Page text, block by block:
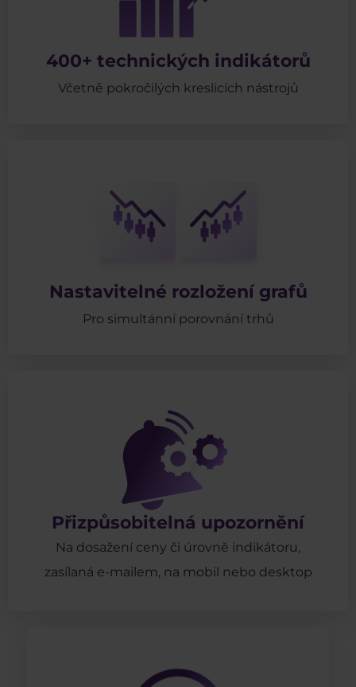
400+ technických indikátorů
Včetně pokročilých kreslicích nástrojů
Nastavitelné rozložení grafů
Pro simultánní porovnání trhů
Přizpůsobitelná upozornění
Na dosažení ceny či úrovně indikátoru,
zasílaná e-mailem, na mobil nebo desktop